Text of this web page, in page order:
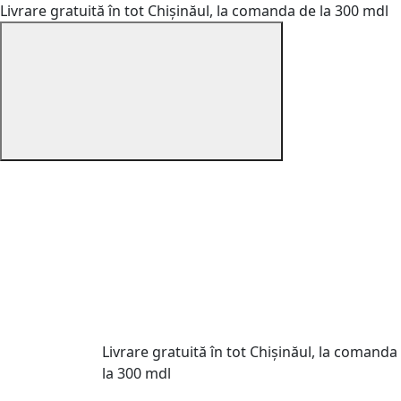
Livrare gratuită în tot Chișinăul, la comanda de la 300 mdl
Livrare gratuită în tot Chișinăul, la comanda
la 300 mdl